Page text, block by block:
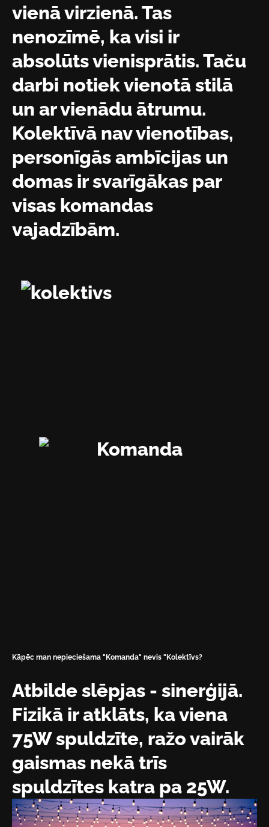
vienā virzienā. Tas
nenozīmē, ka visi ir
absolūts vienisprātis. Taču
darbi notiek vienotā stilā
un ar vienādu ātrumu.
Kolektīvā nav vienotības,
personīgās ambīcijas un
domas ir svarīgākas par
visas komandas
vajadzībām.
Kāpēc man nepieciešama "Komanda" nevis "Kolektīvs?
Atbilde slēpjas - sinerģijā.
Fizikā ir atklāts, ka viena
75W spuldzīte, ražo vairāk
gaismas nekā trīs
spuldzītes katra pa 25W.